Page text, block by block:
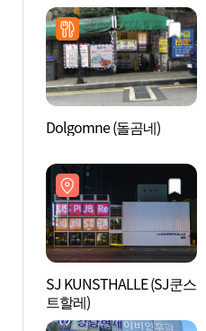
Dolgomne (돌곰네)
SJ KUNSTHALLE (SJ쿤스
트할레)